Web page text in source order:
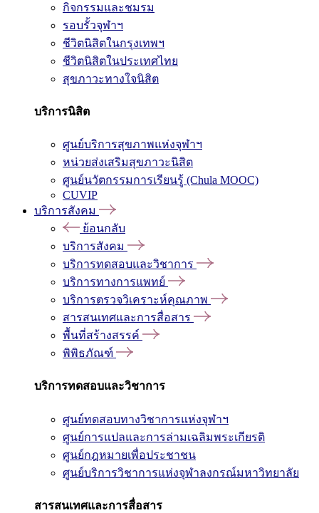
กิจกรรมและชมรม
รอบรั้วจุฬาฯ
ชีวิตนิสิตในกรุงเทพฯ
ชีวิตนิสิตในประเทศไทย
สุขภาวะทางใจนิสิต
บริการนิสิต
ศูนย์บริการสุขภาพแห่งจุฬาฯ
หน่วยส่งเสริมสุขภาวะนิสิต
ศูนย์นวัตกรรมการเรียนรู้ (Chula MOOC)
CUVIP
บริการสังคม
ย้อนกลับ
บริการสังคม
บริการทดสอบและวิชาการ
บริการทางการแพทย์
บริการตรวจวิเคราะห์คุณภาพ
สารสนเทศและการสื่อสาร
พื้นที่สร้างสรรค์
พิพิธภัณฑ์
บริการทดสอบและวิชาการ
ศูนย์ทดสอบทางวิชาการแห่งจุฬาฯ
ศูนย์การแปลและการล่ามเฉลิมพระเกียรติ
ศูนย์กฎหมายเพื่อประชาชน
ศูนย์บริการวิชาการแห่งจุฬาลงกรณ์มหาวิทยาลัย
สารสนเทศและการสื่อสาร